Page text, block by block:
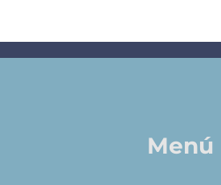
Menú